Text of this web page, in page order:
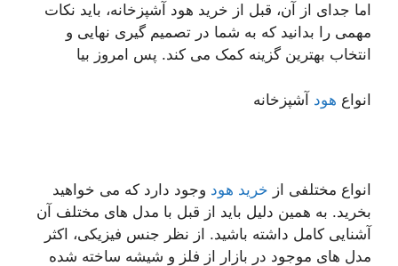
اما جدای از آن، قبل از خرید هود آشپزخانه، باید نکات
مهمی را بدانید که به شما در تصمیم گیری نهایی و
انتخاب بهترین گزینه کمک می کند. پس امروز بیا
انواع هود آشپزخانه
انواع مختلفی از خرید هود وجود دارد که می خواهید
بخرید. به همین دلیل باید از قبل با مدل های مختلف آن
آشنایی کامل داشته باشید. از نظر جنس فیزیکی، اکثر
مدل های موجود در بازار از فلز و شیشه ساخته شده